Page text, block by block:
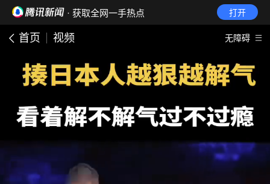
· 获取全网一手热点 打开
首页 视频 无障碍